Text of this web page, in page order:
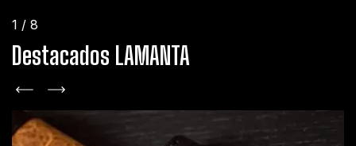
1 / 8
Destacados LAMANTA